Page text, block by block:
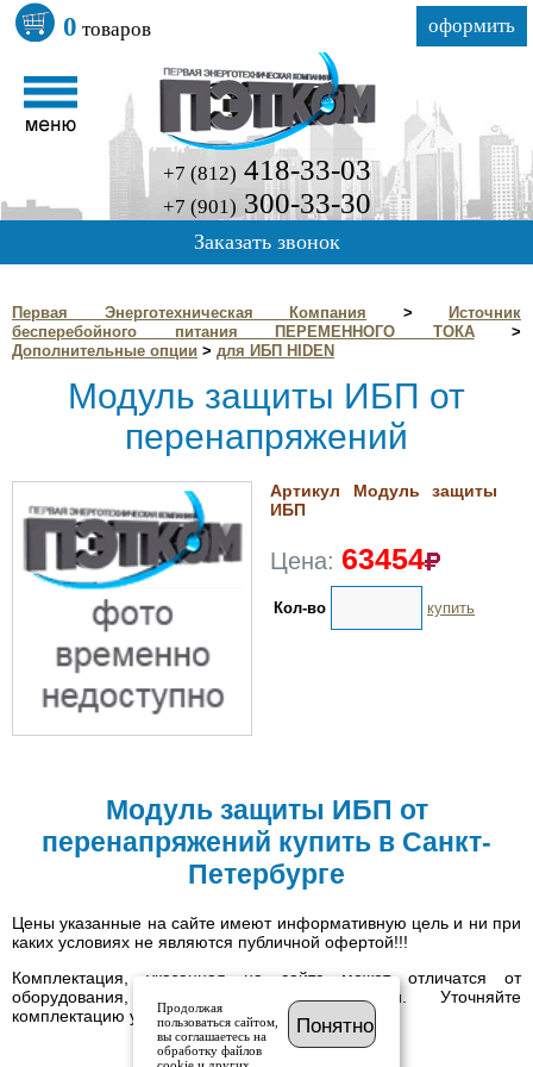
0 товаров оформить
+7 (812) 418-33-03
+7 (901) 300-33-30
Заказать звонок
Первая Энерготехническая Компания >
Источник
бесперебойного питания ПЕРЕМЕННОГО ТОКА>
Дополнительные опции > для ИБП HIDEN
Модуль защиты ИБП от
перенапряжений
Артикул Модуль защиты
ИБП
Цена: 63454
Кол-во купить
Модуль защиты ИБП от
перенапряжений купить в Санкт-
Петербурге
Цены указанные на сайте имеют информативную цель и ни при
каких условиях не являются публичной офертой!!!
Комплектация, указанная на сайте может отличатся от
оборудования, имеющегося в наличии. Уточняйте
комплектацию у менеджера.
Продолжая
пользоваться сайтом,
вы соглашаетесь на
обработку файлов
Понятно